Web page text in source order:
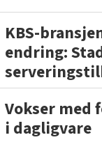
KBS-
endring:
Vokser med
i dagligvare